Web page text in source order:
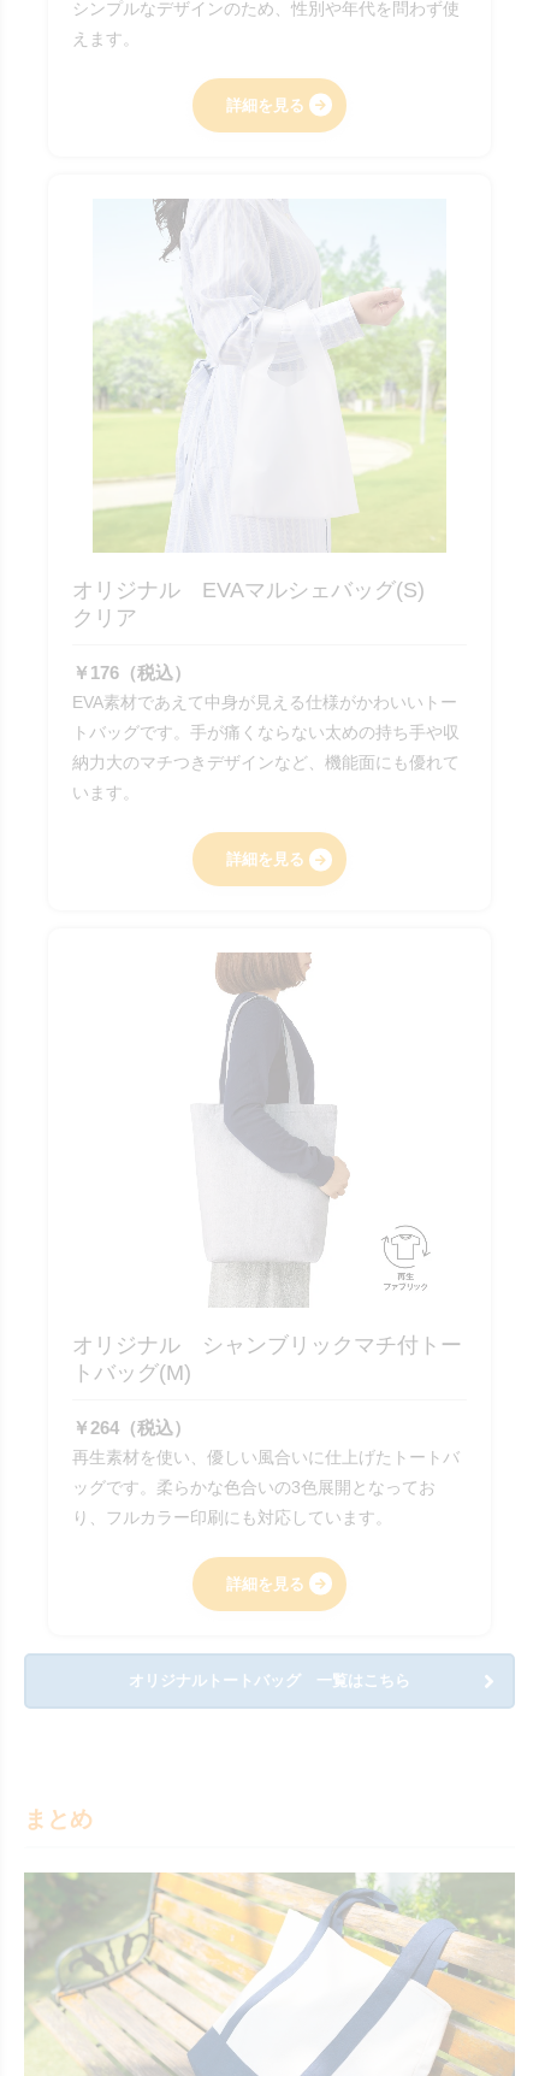
シンプルなデザインのため、性別や年代を問わず使
えます。
詳細を見る
オリジナル EVAマルシェバッグ(S)
クリア
￥176（税込）
EVA素材であえて中身が見える仕様がかわいいトー
トバッグです。手が痛くならない太めの持ち手や収
納力大のマチつきデザインなど、機能面にも優れて
います。
詳細を見る
オリジナル シャンブリックマチ付トー
トバッグ(M)
￥264（税込）
再生素材を使い、優しい風合いに仕上げたトートバ
ッグです。柔らかな色合いの3色展開となってお
り、フルカラー印刷にも対応しています。
詳細を見る
オリジナルトートバッグ 一覧はこちら
まとめ